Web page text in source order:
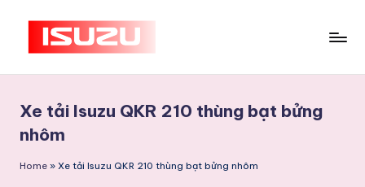
content
n
X
e
cấp
dòng
tải
Xe tải Isuzu QKR 210 thùng bạt bửng
nhôm
Home » Xe tải Isuzu QKR 210 thùng bạt bửng nhôm